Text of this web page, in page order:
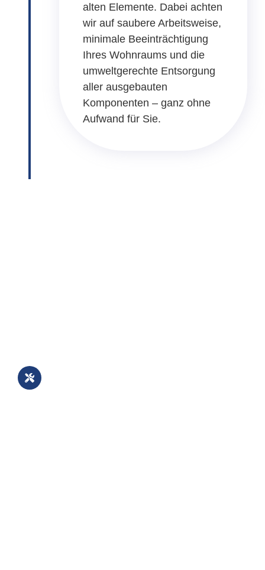
alten Elemente. Dabei achten
wir auf saubere Arbeitsweise,
minimale Beeinträchtigung
Ihres Wohnraums und die
umweltgerechte Entsorgung
aller ausgebauten
Komponenten – ganz ohne
Aufwand für Sie.